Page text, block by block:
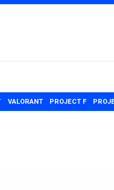
VALORANT PROJECT F